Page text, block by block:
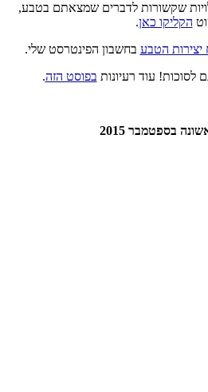
שקשורות לדברים שמצאתם בטבע,
הקליקו כאן.
יצירות הטבע בחשבון הפינטרסט שלי.
לסוכות! עוד רעיונות בפוסט הזה.
בספטמבר 2015